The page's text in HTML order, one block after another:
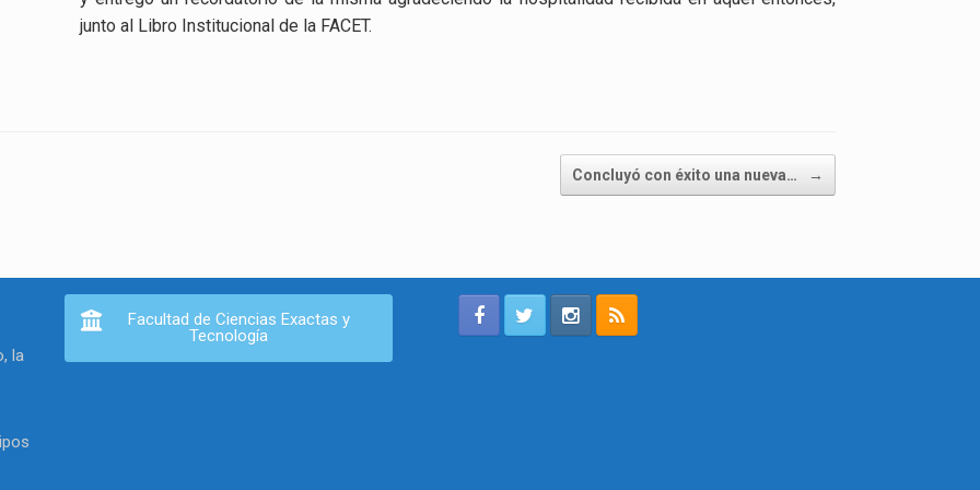
junto al Libro Institucional de la FACET.
Concluyó con éxito una nueva… →
la
Facultad de Ciencias Exactas y
Tecnología